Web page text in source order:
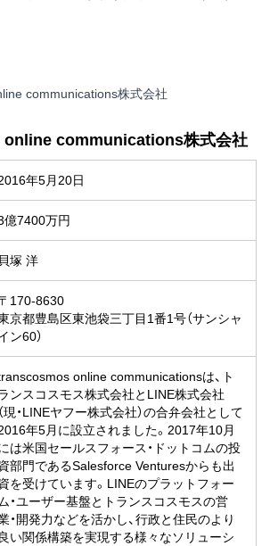
communications株式会社
communications株式会社
年5月20日
億7400万円
貝塚 洋
170-8630
京都豊島区東池袋三丁目1番1号（サンシャ
ン60）
online communicationsは、ト
ンスコスモス株式会社とLINE株式会社
（現・LINEヤフー株式会社）の合弁会社として
年5月に設立されました。2017年10月
は米国セールスフォース・ドットコムの投
部門であるSalesforce Venturesからも出
を受けています。LINEのプラットフォー
ム・ユーザー基盤とトランスコスモスの営
・開発力などを活かし、行政と住民のより
良い関係構築を実現する様々なソリューシ